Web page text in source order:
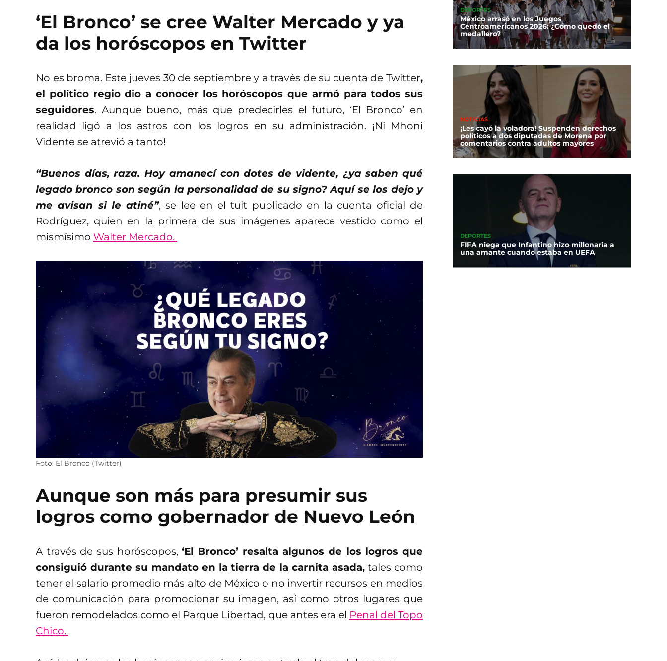
‘El Bronco’ se cree Walter Mercado y ya
da los horóscopos en Twitter
No es broma. Este jueves 30 de septiembre y a través de su cuenta de Twitter,
el político regio dio a conocer los horóscopos que armó para todos sus
seguidores. Aunque bueno, más que predecirles el futuro, ‘El Bronco’ en
realidad ligó a los astros con los logros en su administración. ¡Ni Mhoni
Vidente se atrevió a tanto!
“Buenos días, raza. Hoy amanecí con dotes de vidente, ¿ya saben qué
legado bronco son según la personalidad de su signo? Aquí se los dejo y
me avisan si le atiné”, se lee en el tuit publicado en la cuenta oficial de
Rodríguez, quien en la primera de sus imágenes aparece vestido como el
mismísimo Walter Mercado.
Foto: El Bronco (Twitter)
Aunque son más para presumir sus
logros como gobernador de Nuevo León
A través de sus horóscopos,‘El Bronco’ resalta algunos de los logros que
consiguió durante su mandato en la tierra de la carnita asada, tales como
tener el salario promedio más alto de México o no invertir recursos en medios
de comunicación para promocionar su imagen, así como otros lugares que
fueron remodelados como el Parque Libertad, que antes era el Penal del Topo
Chico.
DEPORTES
México arrasó en los Juegos
Centroamericanos 2026: ¿Cómo quedó el
medallero?
NOTICIAS
¡Les cayó la voladora! Suspenden derechos
políticos a dos diputadas de Morena por
comentarios contra adultos mayores
DEPORTES
FIFA niega que Infantino hizo millonaria a
una amante cuando estaba en UEFA